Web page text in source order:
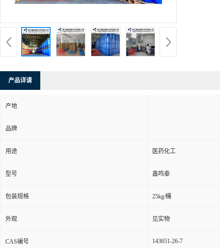
产品详请
产地
品牌
用途 医药化工
型号 鑫鸣泰
包装规格 25kg/桶
外观 见实物
CAS编号 143651-26-7